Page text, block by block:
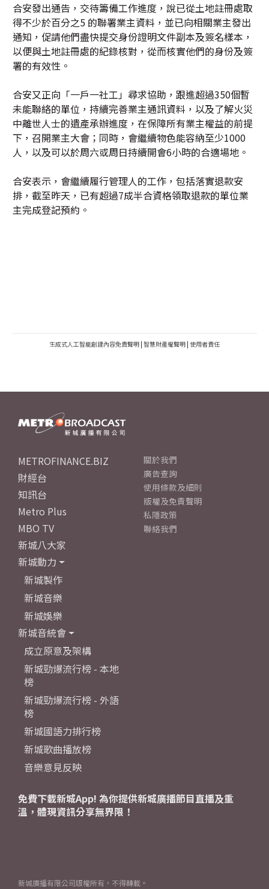
合安發出通告，交待籌備工作進度，說已從土地註冊處取
得不少於百分之5 的聯署業主資料，並已向相關業主發出
通知，促請他們盡快提交身份證明文件副本及簽名樣本，
以便與土地註冊處的紀錄核對，從而核實他們的身份及簽
署的有效性。
合安又正向「一戶一社工」尋求協助，跟進超過350個暫
未能聯絡的單位，持續完善業主通訊資料，以及了解火災
中離世人士的遺產承辦進度，在保障所有業主權益的前提
下，召開業主大會；同時，會繼續物色能容納至少1000
人，以及可以於周六或周日持續開會6小時的合適場地。
合安表示，會繼續履行管理人的工作，包括落實退款安
排，截至昨天，已有超過7成半合資格領取退款的單位業
主完成登記預約。
生成式人工智能創建內容免責聲明 | 智慧財產權聲明 | 使用者責任
METROFINANCE.BIZ
財經台
知訊台
Metro Plus
MBO TV
新城八大家
新城動力
新城製作
新城音樂
新城娛樂
新城音統會
成立原意及架構
新城勁爆流行榜 - 本地
榜
新城勁爆流行榜 - 外語
榜
新城國語力排行榜
新城歌曲播放榜
音樂意見反映
關於我們
廣告查詢
使用條款及細則
版權及免責聲明
私隱政策
聯絡我們
免費下載新城App! 為你提供新城廣播節目直播及重
溫，體現資訊分享無界限！
新城廣播有限公司版權所有，不得轉載。